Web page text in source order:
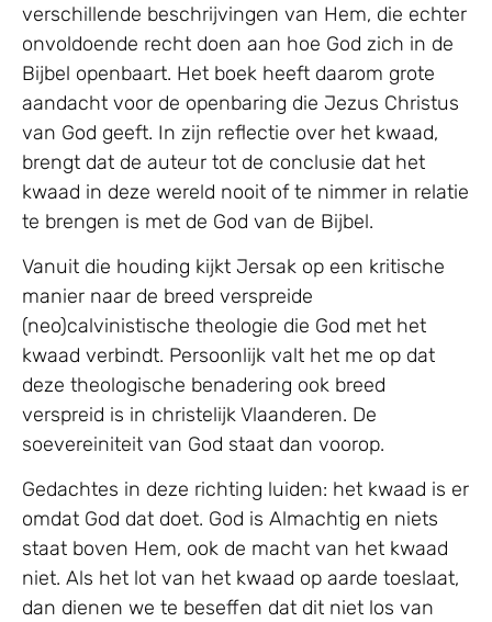
verschillende beschrijvingen van Hem, die echter
onvoldoende recht doen aan hoe God zich in de
Bijbel openbaart. Het boek heeft daarom grote
aandacht voor de openbaring die Jezus Christus
van God geeft. In zijn reflectie over het kwaad,
brengt dat de auteur tot de conclusie dat het
kwaad in deze wereld nooit of te nimmer in relatie
te brengen is met de God van de Bijbel.
Vanuit die houding kijkt Jersak op een kritische
manier naar de breed verspreide
(neo)calvinistische theologie die God met het
kwaad verbindt. Persoonlijk valt het me op dat
deze theologische benadering ook breed
verspreid is in christelijk Vlaanderen. De
soevereiniteit van God staat dan voorop.
Gedachtes in deze richting luiden: het kwaad is er
omdat God dat doet. God is Almachtig en niets
staat boven Hem, ook de macht van het kwaad
niet. Als het lot van het kwaad op aarde toeslaat,
dan dienen we te beseffen dat dit niet los van